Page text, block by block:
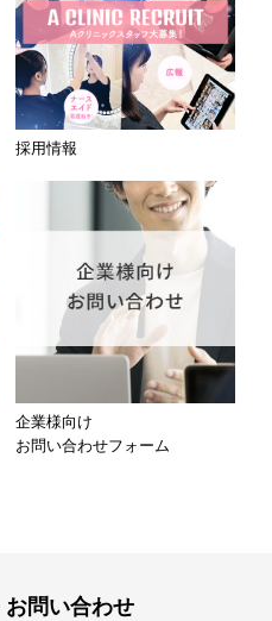
採用情報
企業様向け
お問い合わせフォーム
お問い合わせ